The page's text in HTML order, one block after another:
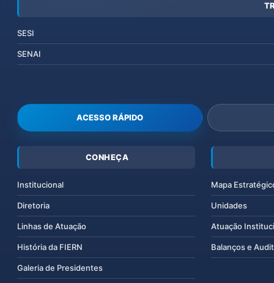
SESI
SENAI
ACESSO RÁPIDO
CONHEÇA
Institucional
Diretoria
Linhas de Atuação
História da FIERN
Galeria de Presidentes
Mapa
Unidades
Atuação
Balanços e